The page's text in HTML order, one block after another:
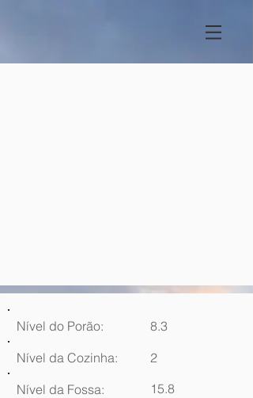
Nível do Porão:
8.3
Nível da Cozinha:
2
Nível da Fossa:
15.8